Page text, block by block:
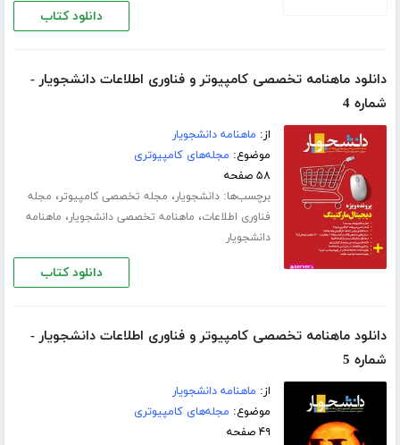
دانلود کتاب
دانلود ماهنامه تخصصی کامپیوتر و فناوری اطلاعات دانشجویار -
شماره 4
از: ماهنامه دانشجویار
موضوع: مجله‌های کامپیوتری
۵۸ صفحه
برچسب‌ها:دانشجویار، مجله تخصصی کامپیوتر، مجله
فناوری اطلاعات، ماهنامه تخصصی دانشجویار، ماهنامه
دانشجویار
دانلود کتاب
دانلود ماهنامه تخصصی کامپیوتر و فناوری اطلاعات دانشجویار -
شماره 5
از: ماهنامه دانشجویار
موضوع: مجله‌های کامپیوتری
۴۹ صفحه